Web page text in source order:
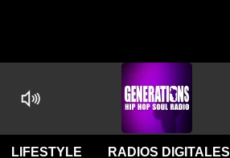
LIFESTYLE RADIOS DIGITALES